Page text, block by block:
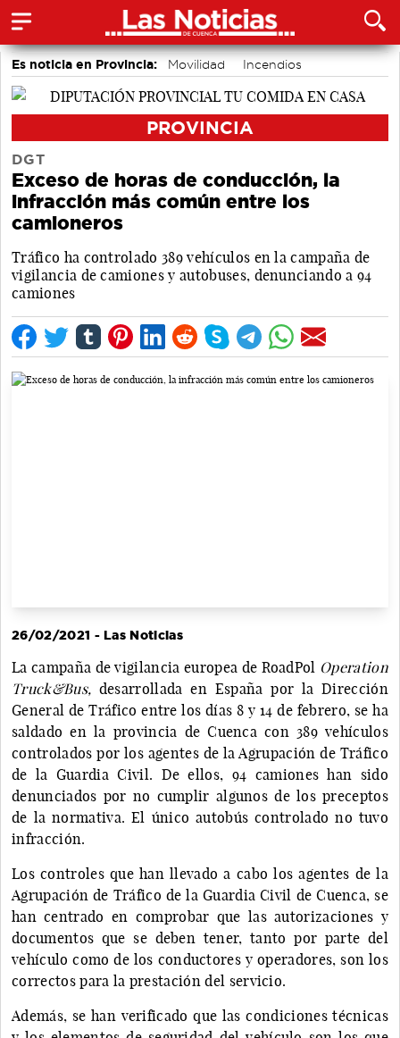
Es noticia en Provincia: Movilidad
Incendios
Medio Ambiente
PROVINCIA
DGT
Exceso de horas de conducción, la
infracción más común entre los
camioneros
Tráfico ha controlado 389 vehículos en la campaña de
vigilancia de camiones y autobuses, denunciando a 94
camiones
26/02/2021 - Las Noticias
La campaña de vigilancia europea de RoadPol Operation
Truck&Bus, desarrollada en España por la Dirección
General de Tráfico entre los días 8 y 14 de febrero, se ha
saldado en la provincia de Cuenca con 389 vehículos
controlados por los agentes de la Agrupación de Tráfico
de la Guardia Civil. De ellos, 94 camiones han sido
denunciados por no cumplir algunos de los preceptos
de la normativa. El único autobús controlado no tuvo
infracción.
Los controles que han llevado a cabo los agentes de la
Agrupación de Tráfico de la Guardia Civil de Cuenca, se
han centrado en comprobar que las autorizaciones y
documentos que se deben tener, tanto por parte del
vehículo como de los conductores y operadores, son los
correctos para la prestación del servicio.
Además, se han verificado que las condiciones técnicas